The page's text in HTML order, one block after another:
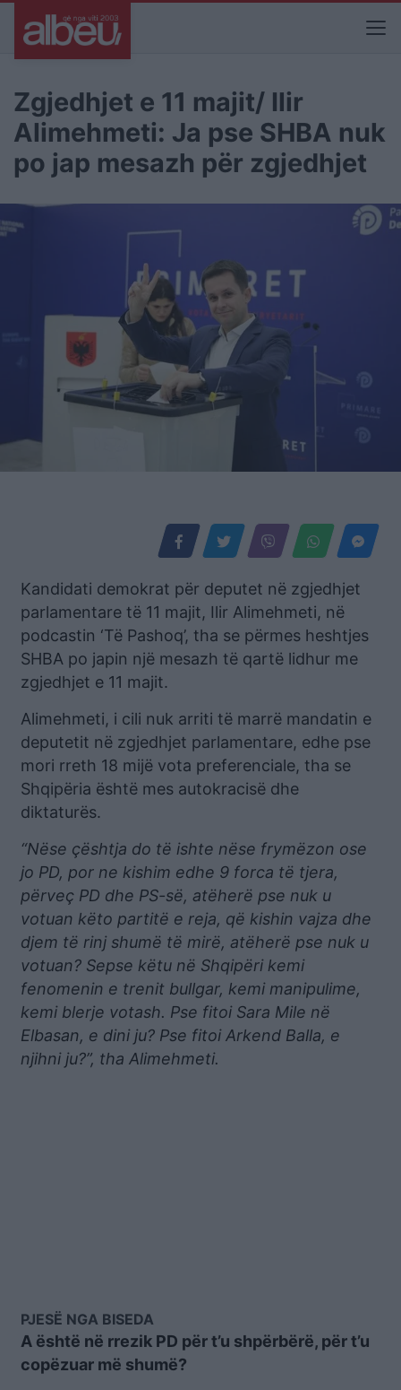
Zgjedhjet e 11 majit/ Ilir
Alimehmeti: Ja pse SHBA nuk
po jap mesazh për zgjedhjet
Kandidati demokrat për deputet në zgjedhjet
parlamentare të 11 majit, Ilir Alimehmeti, në
podcastin ‘Të Pashoq’, tha se përmes heshtjes
SHBA po japin një mesazh të qartë lidhur me
zgjedhjet e 11 majit.
Alimehmeti, i cili nuk arriti të marrë mandatin e
deputetit në zgjedhjet parlamentare, edhe pse
mori rreth 18 mijë vota preferenciale, tha se
Shqipëria është mes autokracisë dhe
diktaturës.
“Nëse çështja do të ishte nëse frymëzon ose
jo PD, por ne kishim edhe 9 forca të tjera,
përveç PD dhe PS-së, atëherë pse nuk u
votuan këto partitë e reja, që kishin vajza dhe
djem të rinj shumë të mirë, atëherë pse nuk u
votuan? Sepse këtu në Shqipëri kemi
fenomenin e trenit bullgar, kemi manipulime,
kemi blerje votash. Pse fitoi Sara Mile në
Elbasan, e dini ju? Pse fitoi Arkend Balla, e
njihni ju?”, tha Alimehmeti.
PJESË NGA BISEDA
A është në rrezik PD për t’u shpërbërë, për t’u
copëzuar më shumë?